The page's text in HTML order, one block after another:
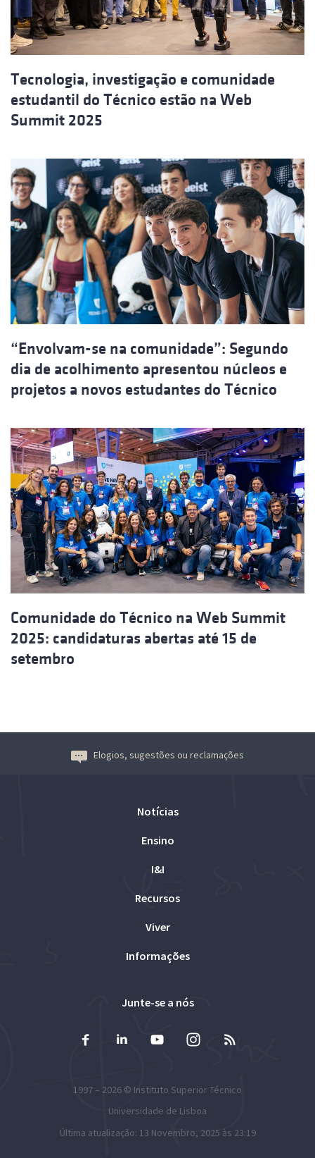
Tecnologia, investigação e comunidade
estudantil do Técnico estão na Web
Summit 2025
“Envolvam-se na comunidade”: Segundo
dia de acolhimento apresentou núcleos e
projetos a novos estudantes do Técnico
Comunidade do Técnico na Web Summit
2025: candidaturas abertas até 15 de
setembro
Elogios, sugestões ou reclamações
Notícias
Ensino
I&I
Recursos
Viver
Informações
Junte-se a nós
1997 – 2026 © Instituto Superior Técnico
Universidade de Lisboa
Última atualização: 13 Novembro, 2025 às 23:19